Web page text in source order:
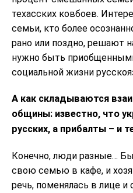
техасских ковбоев.
семьи, кто более
рано или поздно, решают
нужно быть
социальной жизни
А как складываются
общины: известно, что
русских, а прибалты – и
Конечно, люди разные…
свою семью в кафе, и
речь, поменялась в лице и